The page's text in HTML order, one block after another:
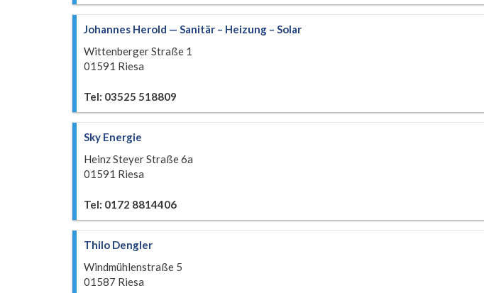
Johannes Herold — Sanitär – Heizung – Solar
Wittenberger Straße 1
01591 Riesa
Tel: 03525 518809
Sky Energie
Heinz Steyer Straße 6a
01591 Riesa
Tel: 0172 8814406
Thilo Dengler
Windmühlenstraße 5
01587 Riesa